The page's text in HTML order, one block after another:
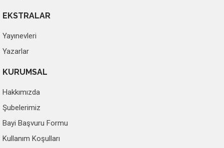
EKSTRALAR
Yayınevleri
Yazarlar
KURUMSAL
Hakkımızda
Şubelerimiz
Bayi Başvuru Formu
Kullanım Koşulları